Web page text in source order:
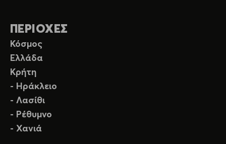
ΠΕΡΙΟΧΕΣ
Κόσμος
Ελλάδα
Κρήτη
- Ηράκλειο
- Λασίθι
- Ρέθυμνο
- Χανιά